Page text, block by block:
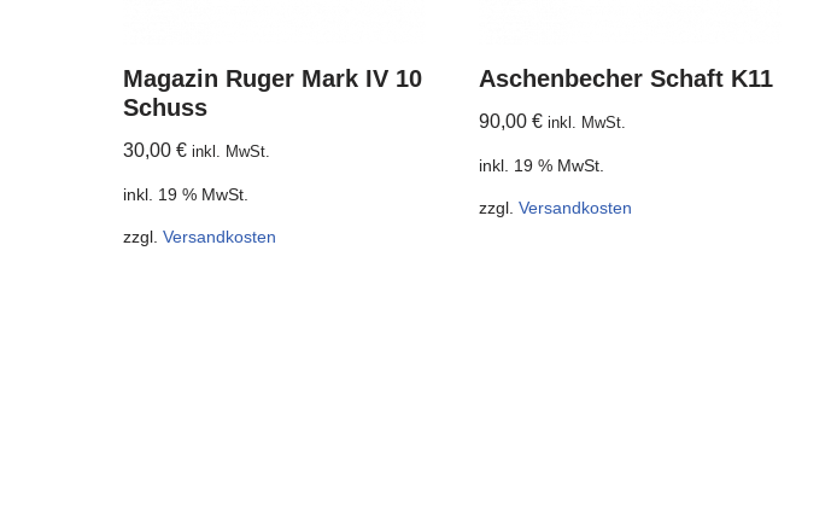
Magazin Ruger Mark IV 10
Schuss
30,00 € inkl. MwSt.
inkl. 19 % MwSt.
zzgl. Versandkosten
Aschenbecher Schaft K11
90,00 € inkl. MwSt.
inkl. 19 % MwSt.
zzgl. Versandkosten